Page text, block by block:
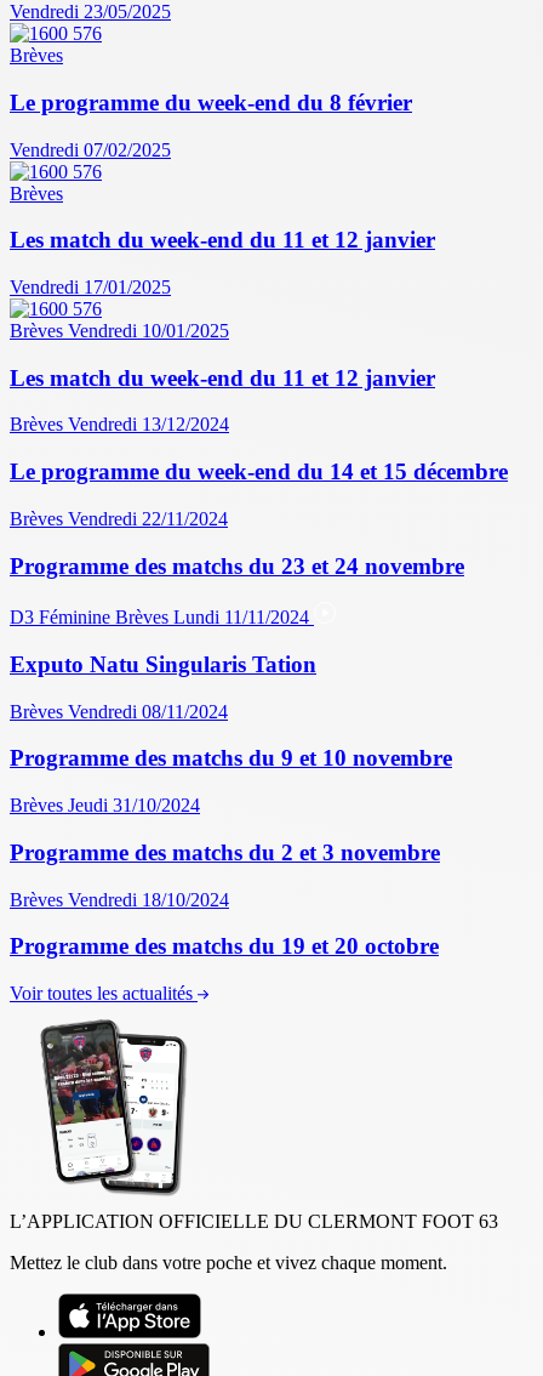
Vendredi 23/05/2025
Brèves
Le programme du week-end du 8 février
Vendredi 07/02/2025
Brèves
Les match du week-end du 11 et 12 janvier
Vendredi 17/01/2025
Brèves Vendredi 10/01/2025
Les match du week-end du 11 et 12 janvier
Brèves Vendredi 13/12/2024
Le programme du week-end du 14 et 15 décembre
Brèves Vendredi 22/11/2024
Programme des matchs du 23 et 24 novembre
D3 Féminine Brèves Lundi 11/11/2024
Exputo Natu Singularis Tation
Brèves Vendredi 08/11/2024
Programme des matchs du 9 et 10 novembre
Brèves Jeudi 31/10/2024
Programme des matchs du 2 et 3 novembre
Brèves Vendredi 18/10/2024
Programme des matchs du 19 et 20 octobre
Voir toutes les actualités
L’APPLICATION OFFICIELLE DU CLERMONT FOOT 63
Mettez le club dans votre poche et vivez chaque moment.